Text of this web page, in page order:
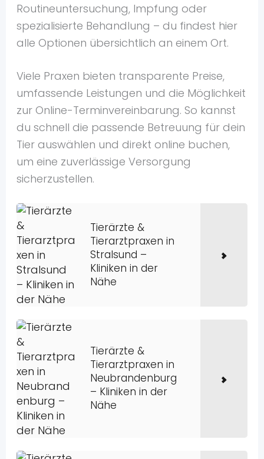
Routineuntersuchung, Impfung oder
spezialisierte Behandlung – du findest hier
alle Optionen übersichtlich an einem Ort.
Viele Praxen bieten transparente Preise,
umfassende Leistungen und die Möglichkeit
zur Online-Terminvereinbarung. So kannst
du schnell die passende Betreuung für dein
Tier auswählen und direkt online buchen,
um eine zuverlässige Versorgung
sicherzustellen.
Tierärzte &
Tierarztpraxen in
Stralsund –
Kliniken in der
Nähe
Tierärzte &
Tierarztpraxen in
Neubrandenburg
– Kliniken in der
Nähe